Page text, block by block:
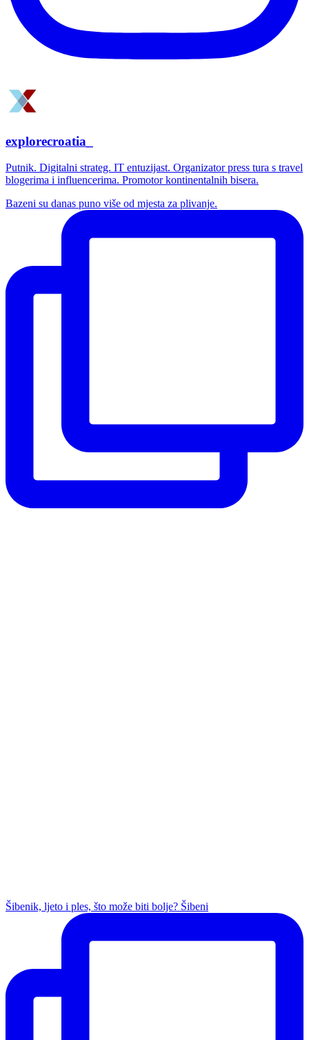
explorecroatia_
Putnik. Digitalni strateg. IT entuzijast. Organizator press tura s travel
blogerima i influencerima. Promotor kontinentalnih bisera.
Bazeni su danas puno više od mjesta za plivanje.
Šibenik, ljeto i ples, što može biti bolje? Šibeni